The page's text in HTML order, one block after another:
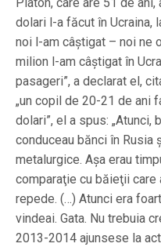
dolari l-a făcut în Ucraina,
noi l-am câştigat – noi ne
milion l-am câştigat în
pasageri”, a declarat el,
„un copil de 20-21 de ani
dolari”, el a spus:
conduceau bănci în Rusia
metalurgice. Aşa erau
comparaţie cu băieţii
repede. (…) Atunci era
vindeai. Gata. Nu trebuia
2013-2014 ajunsese la